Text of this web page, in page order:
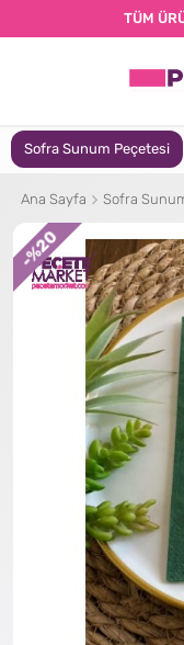
TÜM
Sofra Sunum Peçetesi
Ana Sayfa Sofra
-
%20